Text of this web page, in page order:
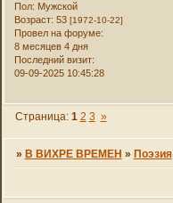
Пол: Мужской
Возраст: 53[1972-10-22]
Провел на форуме:
8 месяцев 4 дня
Последний визит:
09-09-2025 10:45:28
Страница: 1 2 3 »
» В ВИХРЕ ВРЕМЕН » Поэзия